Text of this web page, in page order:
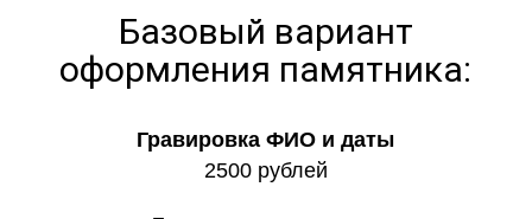
Базовый вариант
оформления памятника:
Гравировка ФИО и даты
2500 рублей